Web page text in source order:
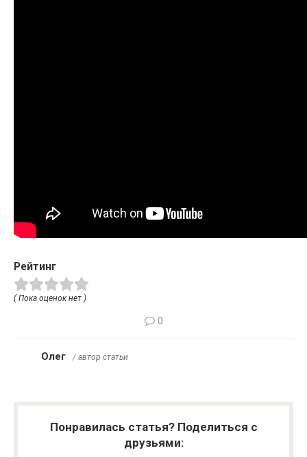
Рейтинг
( Пока оценок нет )
0
Олег / автор статьи
Понравилась статья? Поделиться с
друзьями: